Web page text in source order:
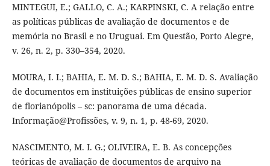
MINTEGUI, E.; GALLO, C. A.; KARPINSKI, C. A relação entre
as políticas públicas de avaliação de documentos e de
memória no Brasil e no Uruguai. Em Questão, Porto Alegre,
v. 26, n. 2, p. 330–354, 2020.
MOURA, I. I.; BAHIA, E. M. D. S.; BAHIA, E. M. D. S. Avaliação
de documentos em instituições públicas de ensino superior
de florianópolis – sc: panorama de uma década.
Informação@Profissões, v. 9, n. 1, p. 48-69, 2020.
NASCIMENTO, M. I. G.; OLIVEIRA, E. B. As concepções
teóricas de avaliação de documentos de arquivo na